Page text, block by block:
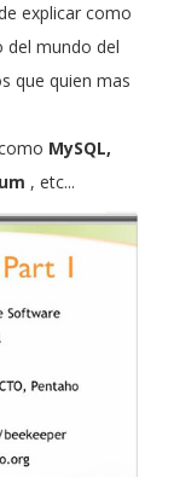
explicar como
del mundo del
que quien mas
MySQL,
, etc...